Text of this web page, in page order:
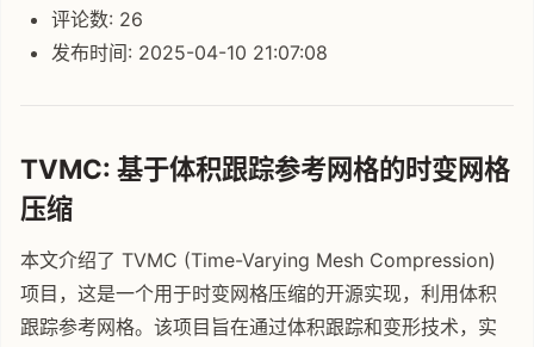
评论数: 26
发布时间: 2025-04-10 21:07:08
TVMC: 基于体积跟踪参考网格的时变网格
压缩
本文介绍了 TVMC (Time-Varying Mesh Compression)
项目，这是一个用于时变网格压缩的开源实现，利用体积
跟踪参考网格。该项目旨在通过体积跟踪和变形技术，实